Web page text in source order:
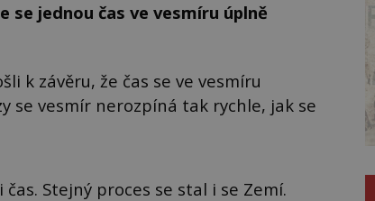
se jednou čas ve vesmíru úplně
k závěru, že čas se ve vesmíru
se vesmír nerozpíná tak rychle, jak se
Stejný proces se stal i se Zemí.